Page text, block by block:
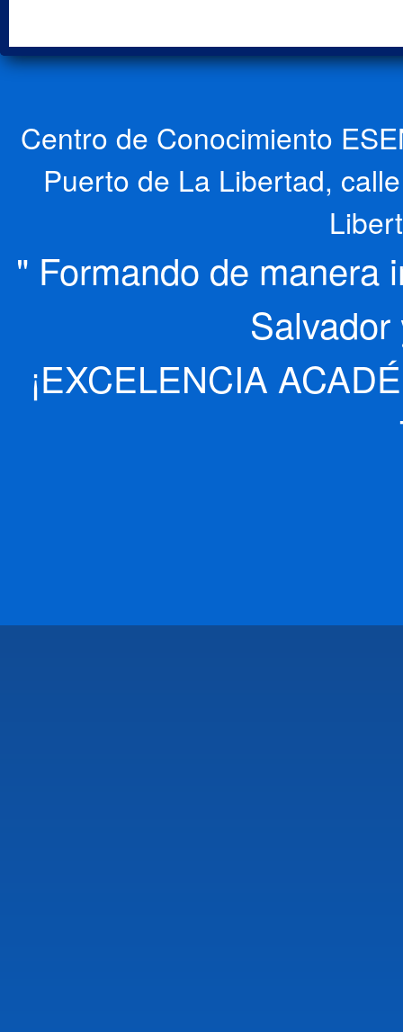
Centro de Conocimiento
Puerto de La Libertad,
" Formando de manera
¡EXCELENCIA